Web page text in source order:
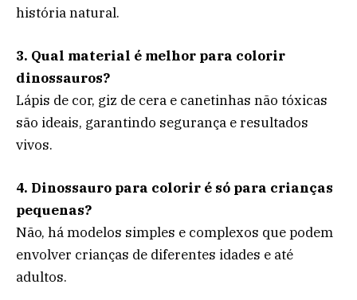
história natural.
3. Qual material é melhor para colorir
dinossauros?
Lápis de cor, giz de cera e canetinhas não tóxicas
são ideais, garantindo segurança e resultados
vivos.
4. Dinossauro para colorir é só para crianças
pequenas?
Não, há modelos simples e complexos que podem
envolver crianças de diferentes idades e até
adultos.